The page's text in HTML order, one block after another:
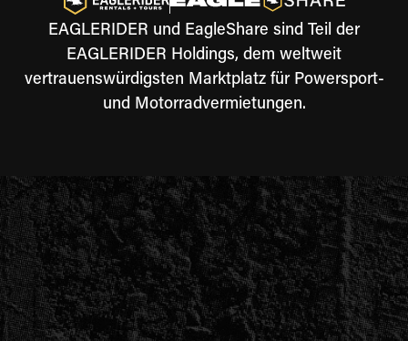
EAGLERIDER und EagleShare sind Teil der
EAGLERIDER Holdings, dem weltweit
vertrauenswürdigsten Marktplatz für Powersport-
und Motorradvermietungen.